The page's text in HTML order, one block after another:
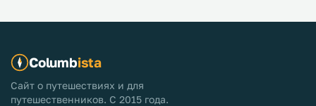
Columbista
Сайт о путешествиях и для
путешественников. С 2015 года.